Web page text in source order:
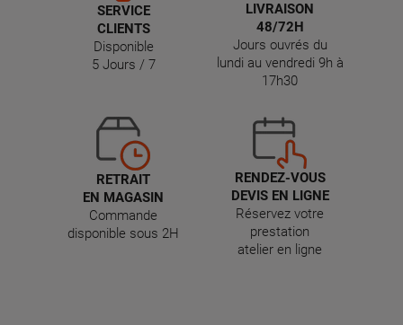
SERVICE
CLIENTS
Disponible
5 Jours / 7
LIVRAISON
48/72H
Jours ouvrés du
lundi au vendredi 9h à
17h30
RETRAIT
EN MAGASIN
Commande
disponible sous 2H
RENDEZ-VOUS
DEVIS EN LIGNE
Réservez votre
prestation
atelier en ligne